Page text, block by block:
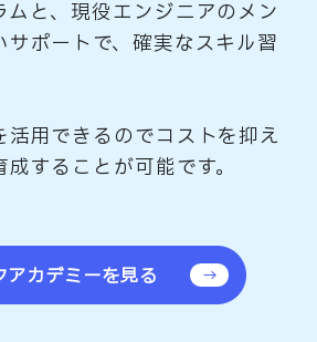
と、現役エンジニアのメン
サポートで、確実なスキル習
活用できるのでコストを抑え
することが可能です。
アカデミーを見る